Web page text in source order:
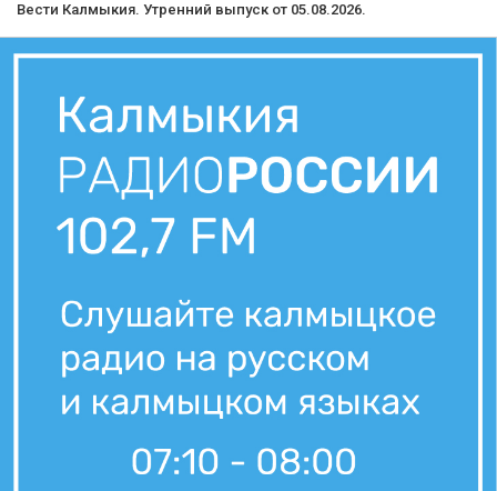
Вести Калмыкия. Утренний выпуск от 05.08.2026.